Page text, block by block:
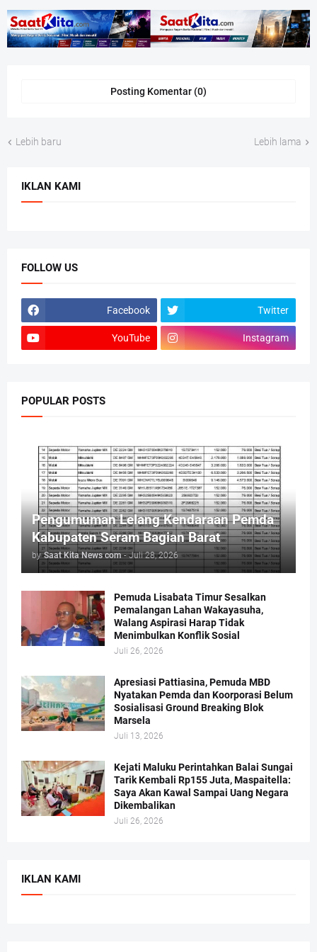
Posting Komentar (0)
Lebih baru Lebih lama
IKLAN KAMI
FOLLOW US
Facebook Twitter
YouTube Instagram
POPULAR POSTS
Pengumuman Lelang Kendaraan Pemda
Kabupaten Seram Bagian Barat
by Saat Kita News com - Juli 28, 2026
Pemuda Lisabata Timur Sesalkan
Pemalangan Lahan Wakayasuha,
Walang Aspirasi Harap Tidak
Menimbulkan Konflik Sosial
Juli 26, 2026
Apresiasi Pattiasina, Pemuda MBD
Nyatakan Pemda dan Koorporasi Belum
Sosialisasi Ground Breaking Blok
Marsela
Juli 13, 2026
Kejati Maluku Perintahkan Balai Sungai
Tarik Kembali Rp155 Juta, Maspaitella:
Saya Akan Kawal Sampai Uang Negara
Dikembalikan
Juli 26, 2026
IKLAN KAMI